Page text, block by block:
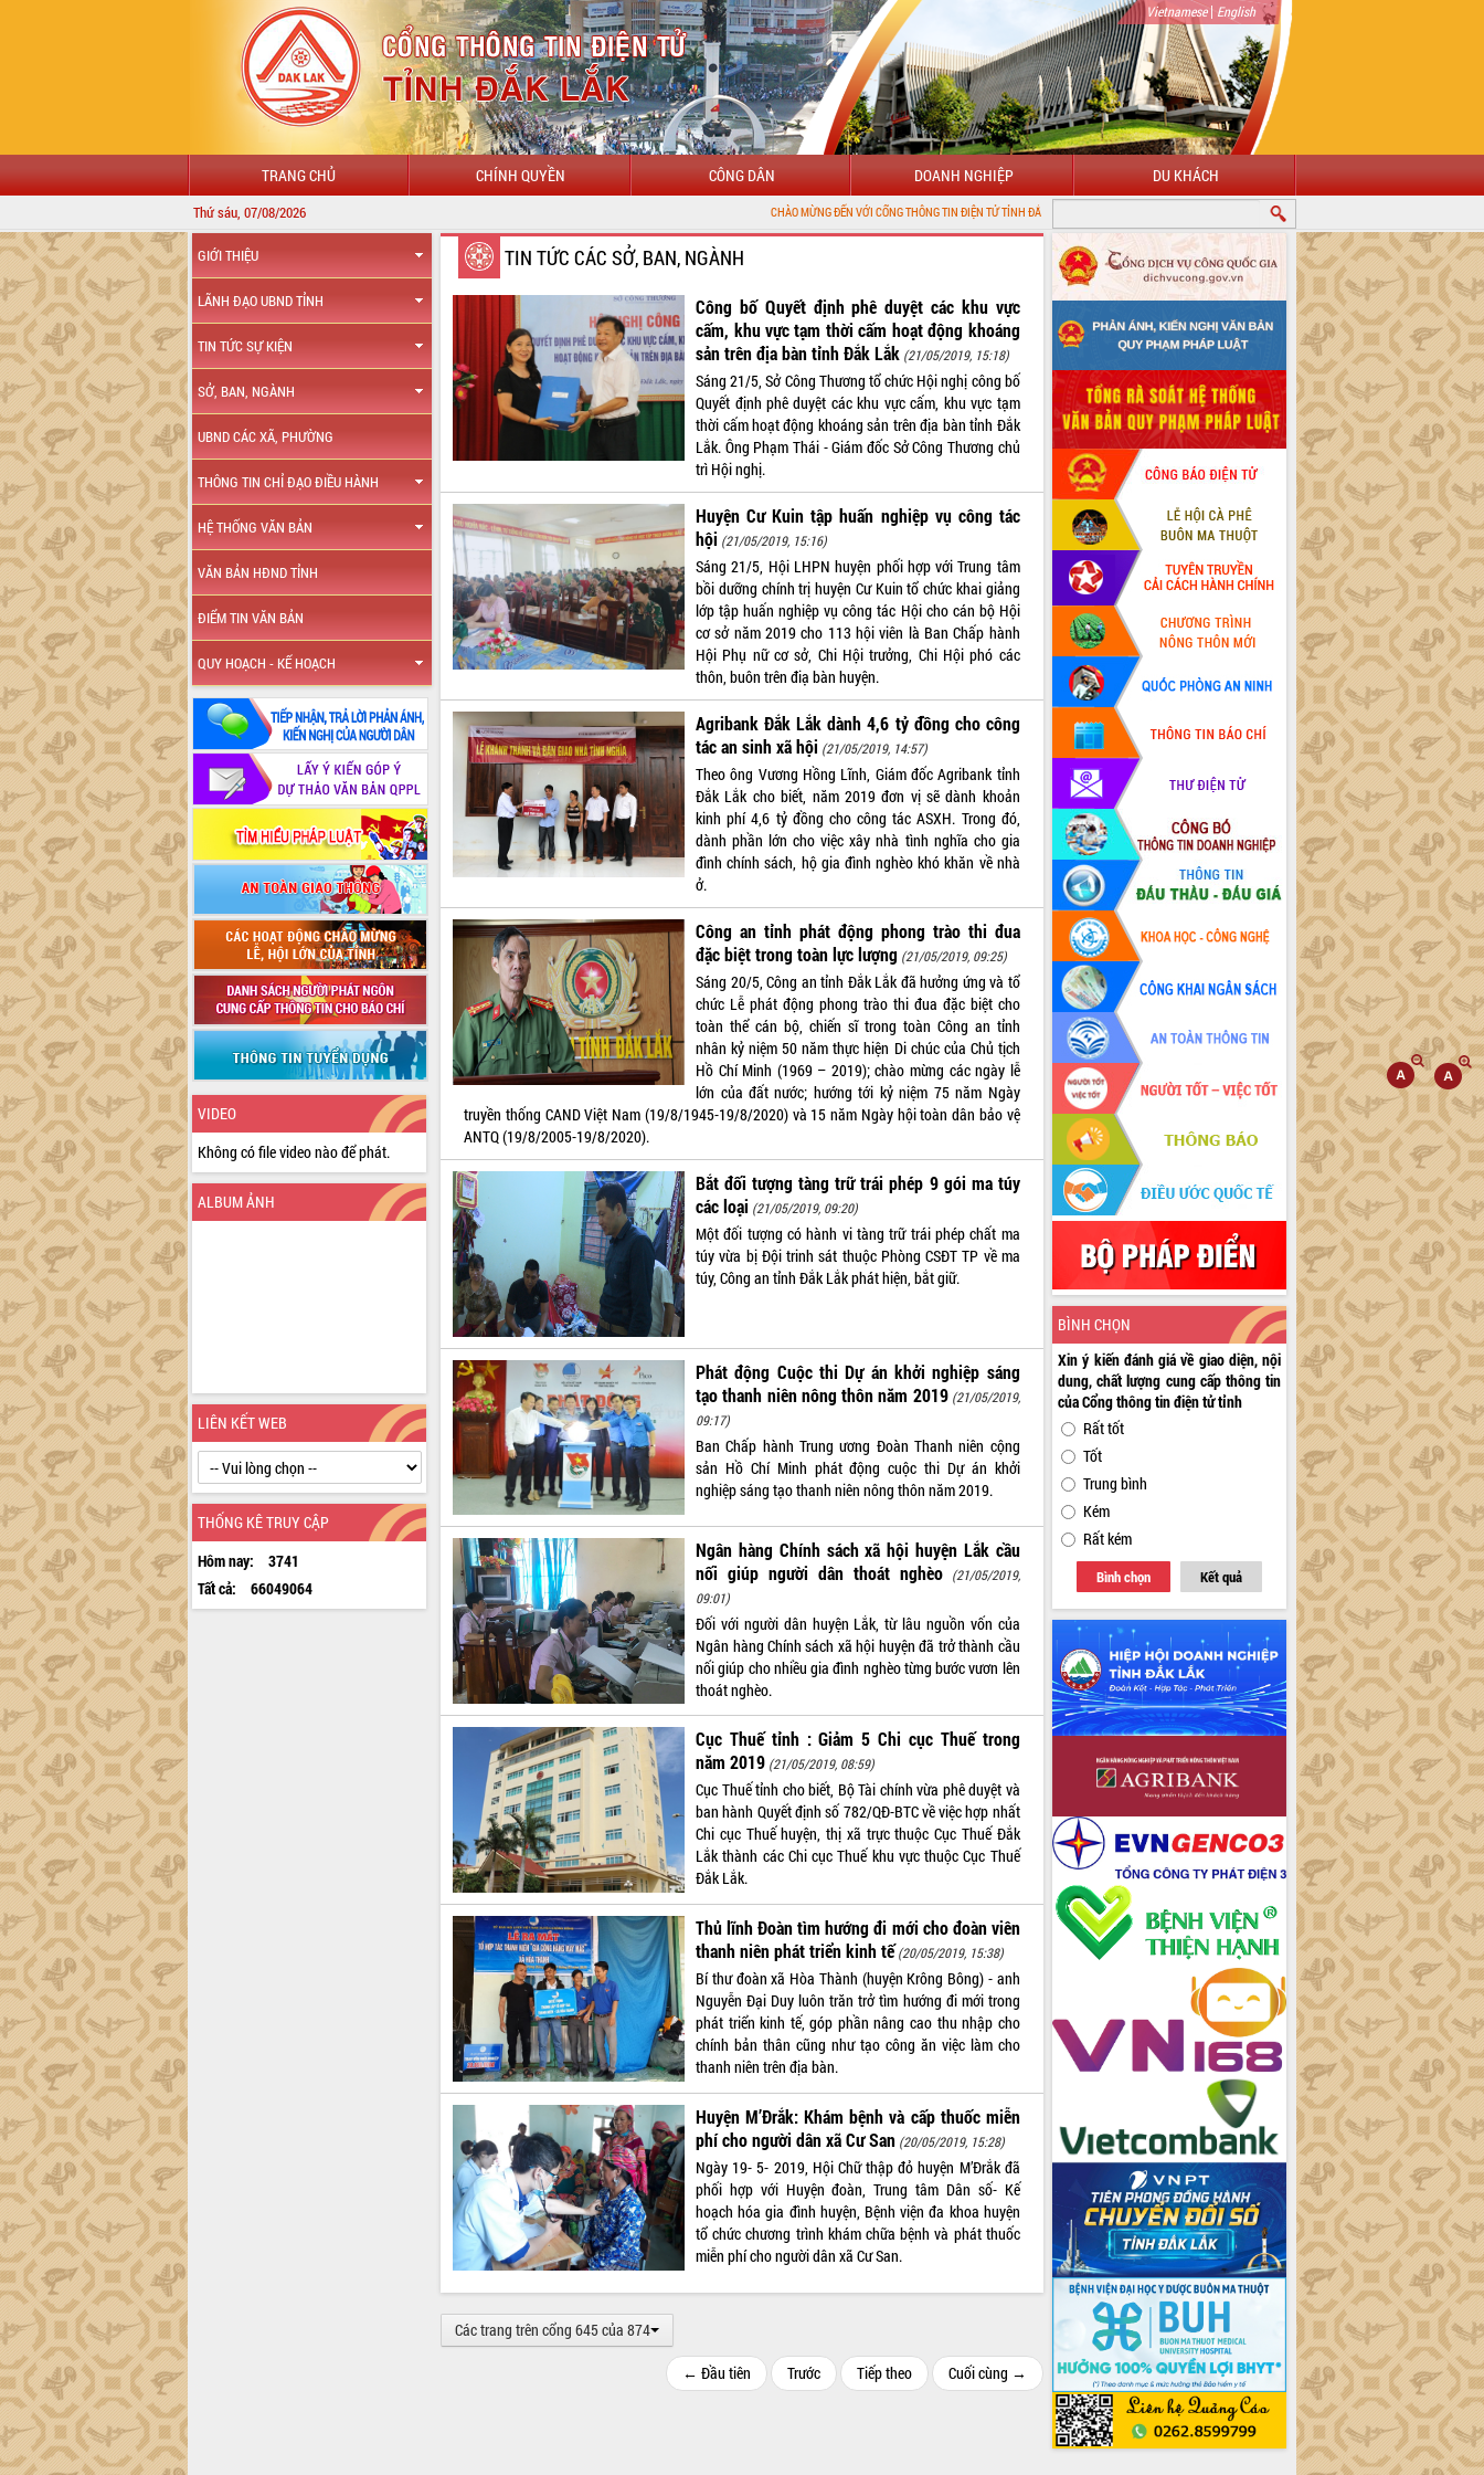
Vietnamese| English
TRANG CHỦ CHÍNH QUYỀN CÔNG DÂN DOANH NGHIỆP DU KHÁCH
Thứ sáu, 07/08/2026 CHÀO MỪNG ĐẾN VỚI CỔNG THÔNG TIN ĐIỆN TỬ TỈNH ĐẮK LẮK
GIỚI THIỆU
LÃNH ĐẠO UBND TỈNH
TIN TỨC SỰ KIỆN
SỞ, BAN, NGÀNH
UBND CÁC XÃ, PHƯỜNG
THÔNG TIN CHỈ ĐẠO ĐIỀU HÀNH
HỆ THỐNG VĂN BẢN
VĂN BẢN HĐND TỈNH
ĐIỂM TIN VĂN BẢN
QUY HOẠCH - KẾ HOẠCH
VIDEO
Không có file video nào để phát.
ALBUM ẢNH
LIÊN KẾT WEB
THỐNG KÊ TRUY CẬP
Hôm nay:
3741
Tất cả:
66049064
TIN TỨC CÁC SỞ, BAN, NGÀNH
Công bố Quyết định phê duyệt các khu vực
cấm, khu vực tạm thời cấm hoạt động khoáng
sản trên địa bàn tỉnh Đắk Lắk (21/05/2019, 15:18)
Sáng 21/5, Sở Công Thương tổ chức Hội nghị công bố
Quyết định phê duyệt các khu vực cấm, khu vực tạm
thời cấm hoạt động khoáng sản trên địa bàn tỉnh Đắk
Lắk. Ông Phạm Thái - Giám đốc Sở Công Thương chủ
trì Hội nghị.
Huyện Cư Kuin tập huấn nghiệp vụ công tác
hội (21/05/2019, 15:16)
Sáng 21/5, Hội LHPN huyện phối hợp với Trung tâm
bồi dưỡng chính trị huyện Cư Kuin tổ chức khai giảng
lớp tập huấn nghiệp vụ công tác Hội cho cán bộ Hội
cơ sở năm 2019 cho 113 hội viên là Ban Chấp hành
Hội Phụ nữ cơ sở, Chi Hội trưởng, Chi Hội phó các
thôn, buôn trên điạ bàn huyện.
Agribank Đắk Lắk dành 4,6 tỷ đồng cho công
tác an sinh xã hội (21/05/2019, 14:57)
Theo ông Vương Hồng Lĩnh, Giám đốc Agribank tỉnh
Đắk Lắk cho biết, năm 2019 đơn vị sẽ dành khoản
kinh phí 4,6 tỷ đồng cho công tác ASXH. Trong đó,
dành phần lớn cho việc xây nhà tình nghĩa cho gia
đình chính sách, hộ gia đình nghèo khó khăn về nhà
ở.
Công an tỉnh phát động phong trào thi đua
đặc biệt trong toàn lực lượng (21/05/2019, 09:25)
Sáng 20/5, Công an tỉnh Đắk Lắk đã hưởng ứng và tổ
chức Lễ phát động phong trào thi đua đặc biệt cho
toàn thể cán bộ, chiến sĩ trong toàn Công an tỉnh
nhân kỷ niệm 50 năm thực hiện Di chúc của Chủ tịch
Hồ Chí Minh (1969 – 2019); chào mừng các ngày lễ
lớn của đất nước; hướng tới kỷ niệm 75 năm Ngày
truyền thống CAND Việt Nam (19/8/1945-19/8/2020) và 15 năm Ngày hội toàn dân bảo vệ
ANTQ (19/8/2005-19/8/2020).
Bắt đối tượng tàng trữ trái phép 9 gói ma túy
các loại (21/05/2019, 09:20)
Một đối tượng có hành vi tàng trữ trái phép chất ma
túy vừa bị Đội trinh sát thuộc Phòng CSĐT TP về ma
túy, Công an tỉnh Đắk Lắk phát hiện, bắt giữ.
Phát động Cuộc thi Dự án khởi nghiệp sáng
tạo thanh niên nông thôn năm 2019 (21/05/2019,
09:17)
Ban Chấp hành Trung ương Đoàn Thanh niên cộng
sản Hồ Chí Minh phát động cuộc thi Dự án khởi
nghiệp sáng tạo thanh niên nông thôn năm 2019.
Ngân hàng Chính sách xã hội huyện Lắk cầu
nối giúp người dân thoát nghèo (21/05/2019,
09:01)
Đối với người dân huyện Lắk, từ lâu nguồn vốn của
Ngân hàng Chính sách xã hội huyện đã trở thành cầu
nối giúp cho nhiều gia đình nghèo từng bước vươn lên
thoát nghèo.
Cục Thuế tỉnh : Giảm 5 Chi cục Thuế trong
năm 2019 (21/05/2019, 08:59)
Cục Thuế tỉnh cho biết, Bộ Tài chính vừa phê duyệt và
ban hành Quyết định số 782/QĐ-BTC về việc hợp nhất
Chi cục Thuế huyện, thị xã trực thuộc Cục Thuế Đắk
Lắk thành các Chi cục Thuế khu vực thuộc Cục Thuế
Đắk Lắk.
Thủ lĩnh Đoàn tìm hướng đi mới cho đoàn viên
thanh niên phát triển kinh tế (20/05/2019, 15:38)
Bí thư đoàn xã Hòa Thành (huyện Krông Bông) - anh
Nguyễn Đại Duy luôn trăn trở tìm hướng đi mới trong
phát triển kinh tế, góp phần nâng cao thu nhập cho
chính bản thân cũng như tạo công ăn việc làm cho
thanh niên trên địa bàn.
Huyện M’Đrắk: Khám bệnh và cấp thuốc miễn
phí cho người dân xã Cư San (20/05/2019, 15:28)
Ngày 19- 5- 2019, Hội Chữ thập đỏ huyện M’Đrắk đã
phối hợp với Huyện đoàn, Trung tâm Dân số- Kế
hoạch hóa gia đình huyện, Bệnh viện đa khoa huyện
tổ chức chương trình khám chữa bệnh và phát thuốc
miễn phí cho người dân xã Cư San.
Các trang trên cổng 645 của 874
← Đầu tiên Trước Tiếp theo Cuối cùng →
BÌNH CHỌN
Xin ý kiến đánh giá về giao diện, nội
dung, chất lượng cung cấp thông tin
của Cổng thông tin điện tử tỉnh
Rất tốt
Tốt
Trung bình
Kém
Rất kém
Bình chọn Kết quả